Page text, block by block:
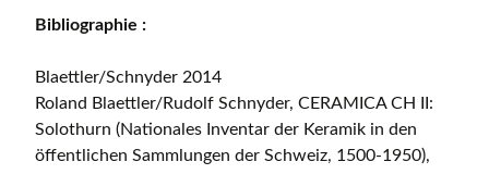
Bibliographie :
Blaettler/Schnyder 2014
Roland Blaettler/Rudolf Schnyder, CERAMICA CH II:
Solothurn (Nationales Inventar der Keramik in den
öffentlichen Sammlungen der Schweiz, 1500-1950),